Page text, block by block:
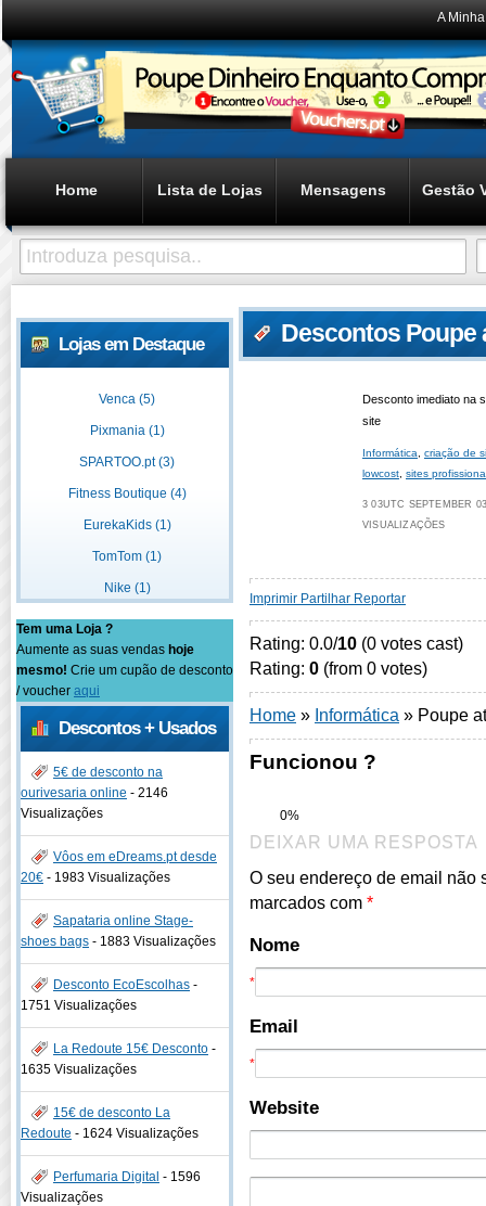
A
Home Lista de Lojas Mensagens Gestão
Lojas em Destaque
Venca (5)
Pixmania (1)
SPARTOO.pt (3)
Fitness Boutique (4)
EurekaKids (1)
TomTom (1)
Nike (1)
Tem uma Loja ?
Aumente as suas vendas hoje
mesmo! Crie um cupão de desconto
/ voucher aqui
Descontos + Usados
5€ de desconto na
ourivesaria online - 2146
Visualizações
Vôos em eDreams.pt desde
20€ - 1983 Visualizações
Sapataria online Stage-
shoes bags - 1883 Visualizações
Desconto EcoEscolhas -
1751 Visualizações
La Redoute 15€ Desconto -
1635 Visualizações
15€ de desconto La
Redoute - 1624 Visualizações
Perfumaria Digital - 1596
Visualizações
Descontos Poupe
Desconto imediato na
site
Informática
criação de
lowcost sites
3 03UTC SEPTEMBER
VISUALIZAÇÕES
Imprimir Partilhar Reportar
Rating: 0.0/10 (0 votes cast)
Rating: 0 (from 0 votes)
Home » Informática » Poupe
Funcionou ?
0%
DEIXAR UMA RESPOSTA
O seu endereço de email não
marcados com *
Nome
*
Email
*
Website